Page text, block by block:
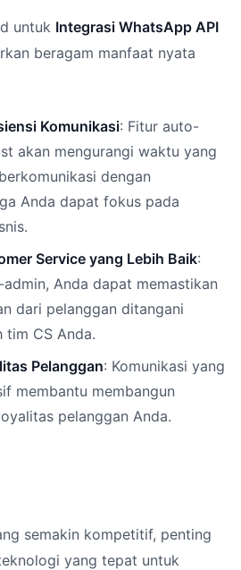
untuk Integrasi WhatsApp API
beragam manfaat nyata
Komunikasi: Fitur auto-
akan mengurangi waktu yang
dengan
Anda dapat fokus pada
Service yang Lebih Baik:
Anda dapat memastikan
dari pelanggan ditangani
tim CS Anda.
Pelanggan: Komunikasi yang
membantu membangun
pelanggan Anda.
semakin kompetitif, penting
yang tepat untuk